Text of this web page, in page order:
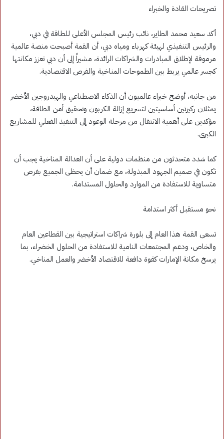
تصريحات القادة والخبراء
أكد سعيد محمد الطاير، نائب رئيس المجلس الأعلى للطاقة في دبي،
والرئيس التنفيذي لهيئة كهرباء ومياه دبي، أن القمة أصبحت منصة عالمية
مرموقة لإطلاق المبادرات والشراكات الرائدة، مشيراً إلى أن دبي تعزز مكانتها
كجسر عالمي يربط بين الطموحات المناخية والفرص الاقتصادية.
من جانبه، أوضح خبراء عالميون أن الذكاء الاصطناعي والهيدروجين الأخضر
يمثلان ركيزتين أساسيتين لتسريع إزالة الكربون وتحقيق أمن الطاقة،
مؤكدين على أهمية الانتقال من مرحلة الوعود إلى التنفيذ الفعلي للمشاريع
الكبرى.
كما شدد متحدثون من منظمات دولية على أن العدالة المناخية يجب أن
تكون في صميم الجهود المبذولة، مع ضمان أن يحظى الجميع بفرص
متساوية للاستفادة من الموارد والحلول المستدامة.
نحو مستقبل أكثر استدامة
تسعى القمة هذا العام إلى بلورة شراكات استراتيجية بين القطاعين العام
والخاص، ودعم المجتمعات النامية للاستفادة من الحلول الخضراء، بما
يرسخ مكانة الإمارات كقوة دافعة للاقتصاد الأخضر والعمل المناخي.